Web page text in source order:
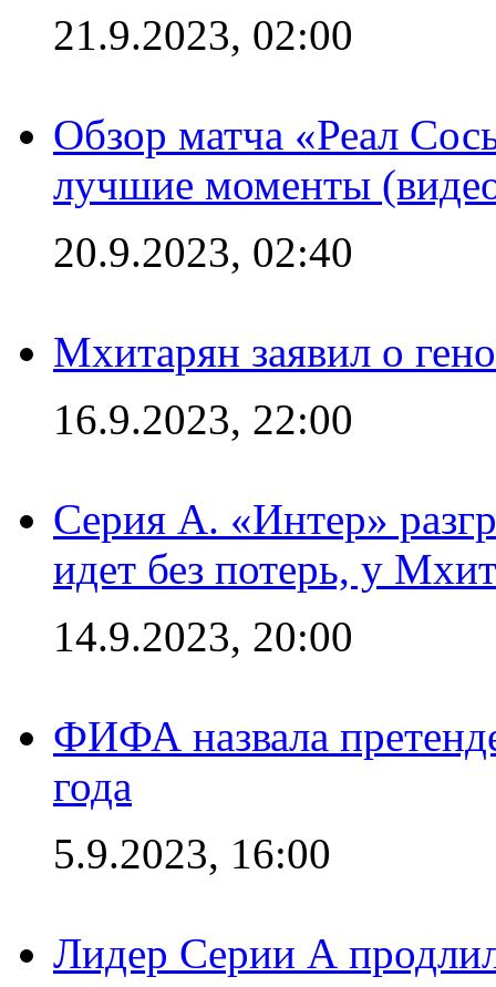
21.9.2023, 02:00
Обзор матча «Реал
лучшие моменты
20.9.2023, 02:40
Мхитарян заявил о
16.9.2023, 22:00
Серия А. «Интер»
идет без потерь, у
14.9.2023, 20:00
ФИФА назвала
года
5.9.2023, 16:00
Лидер Серии А